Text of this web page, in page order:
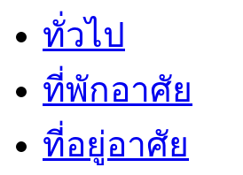
ทั่วไป
ที่พักอาศัย
ที่อยู่อาศัย